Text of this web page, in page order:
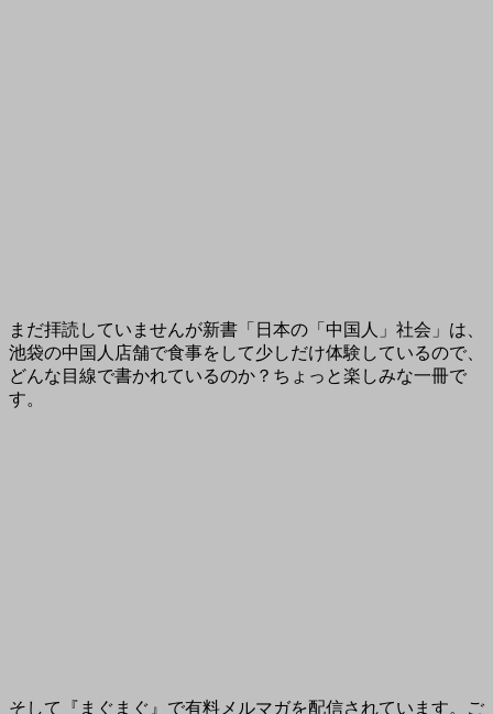
まだ拝読していませんが新書「日本の「中国人」社会」は、
池袋の中国人店舗で食事をして少しだけ体験しているので、
どんな目線で書かれているのか？ちょっと楽しみな一冊で
す。
そして『まぐまぐ』で有料メルマガを配信されています。ご